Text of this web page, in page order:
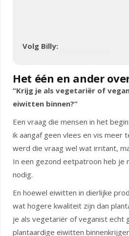
Volg Billy:
Het één en ander
“Krijg je als vegetariër of
eiwitten binnen?”
Een vraag die mensen in het
ik aangaf geen vlees en vis meer
werd die vraag wel wat irritant,
In een gezond eetpatroon heb je
nodig.
En hoewel eiwitten in dierlijke
wat hogere kwaliteit zijn dan
je als vegetariër of veganist echt
plantaardige eiwitten